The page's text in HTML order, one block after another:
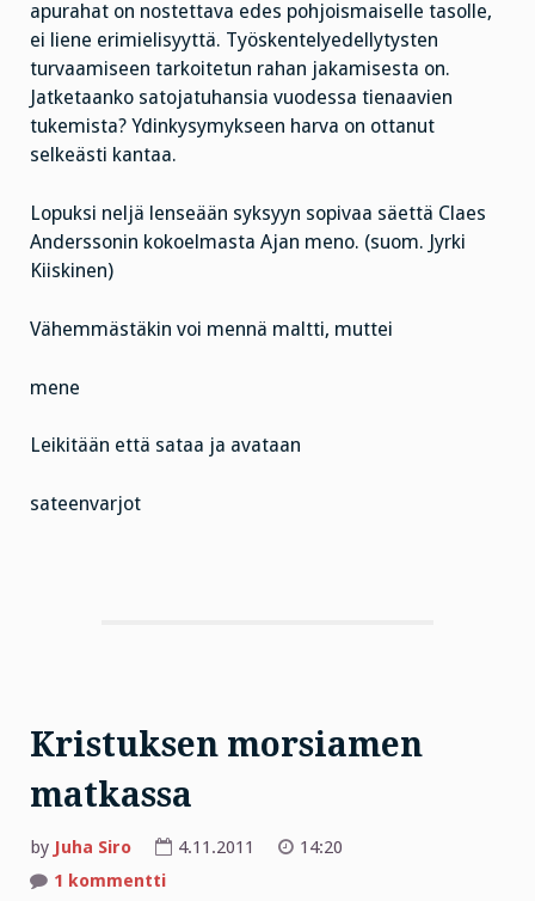
apurahat on nostettava edes pohjoismaiselle tasolle,
ei liene erimielisyyttä. Työskentelyedellytysten
turvaamiseen tarkoitetun rahan jakamisesta on.
Jatketaanko satojatuhansia vuodessa tienaavien
tukemista? Ydinkysymykseen harva on ottanut
selkeästi kantaa.
Lopuksi neljä lenseään syksyyn sopivaa säettä Claes
Anderssonin kokoelmasta Ajan meno. (suom. Jyrki
Kiiskinen)
Vähemmästäkin voi mennä maltti, muttei
mene
Leikitään että sataa ja avataan
sateenvarjot
Kristuksen morsiamen
matkassa
by Juha Siro 4.11.2011
14:20
1 kommenttiartikkeliin